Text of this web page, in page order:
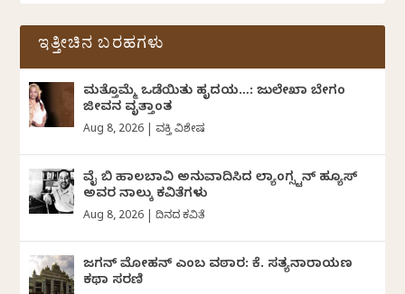
ಇತ್ತೀಚಿನ ಬರಹಗಳು
ಮತ್ತೊಮ್ಮೆ ಒಡೆಯಿತು ಹೃದಯ…: ಜುಲೇಖಾ ಬೇಗಂ
ಜೀವನ ವೃತ್ತಾಂತ
Aug 8, 2026 ವ್ಯಕ್ತಿ ವಿಶೇಷ
ವೈ ಬಿ ಹಾಲಬಾವಿ ಅನುವಾದಿಸಿದ ಲ್ಯಾಂಗ್ಸ್ಟನ್ ಹ್ಯೂಸ್
ಅವರ ನಾಲ್ಕು ಕವಿತೆಗಳು
Aug 8, 2026 |ದಿನದ ಕವಿತೆ
ಜಗನ್‌ ಮೋಹನ್‌ ಎಂಬ ವಠಾರ: ಕೆ. ಸತ್ಯನಾರಾಯಣ
ಕಥಾ ಸರಣಿ